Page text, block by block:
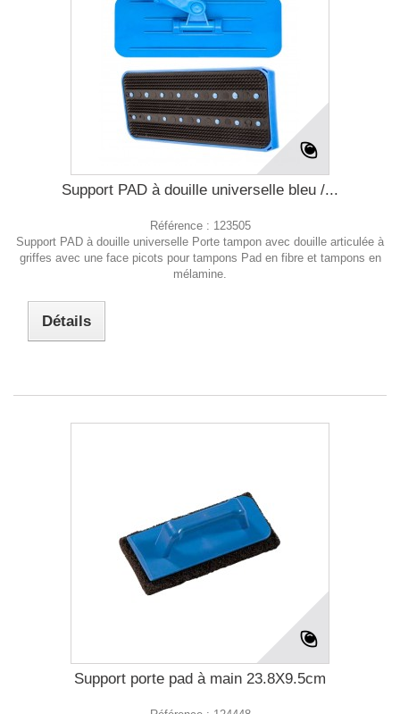
Support PAD à douille universelle bleu /...
Référence : 123505
Support PAD à douille universelle Porte tampon avec douille articulée à
griffes avec une face picots pour tampons Pad en fibre et tampons en
mélamine.
Détails
Support porte pad à main 23.8X9.5cm